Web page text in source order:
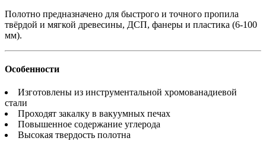
Полотно предназначено для быстрого и точного пропила
твёрдой и мягкой древесины, ДСП, фанеры и пластика (6-100
мм).
Особенности
Изготовлены из инструментальной хромованадиевой
стали
Проходят закалку в вакуумных печах
Повышенное содержание углерода
Высокая твердость полотна